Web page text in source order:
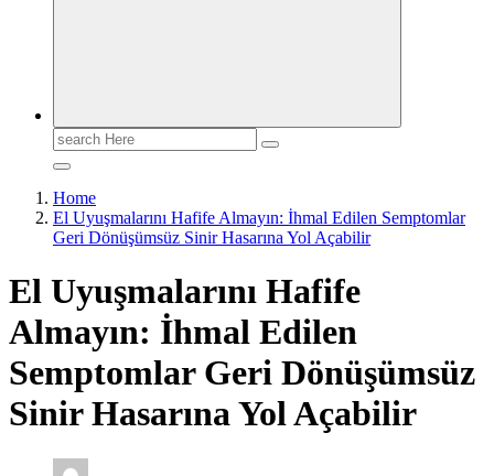
Search
for:
Home
El Uyuşmalarını Hafife Almayın: İhmal Edilen Semptomlar
Geri Dönüşümsüz Sinir Hasarına Yol Açabilir
El Uyuşmalarını Hafife
Almayın: İhmal Edilen
Semptomlar Geri Dönüşümsüz
Sinir Hasarına Yol Açabilir